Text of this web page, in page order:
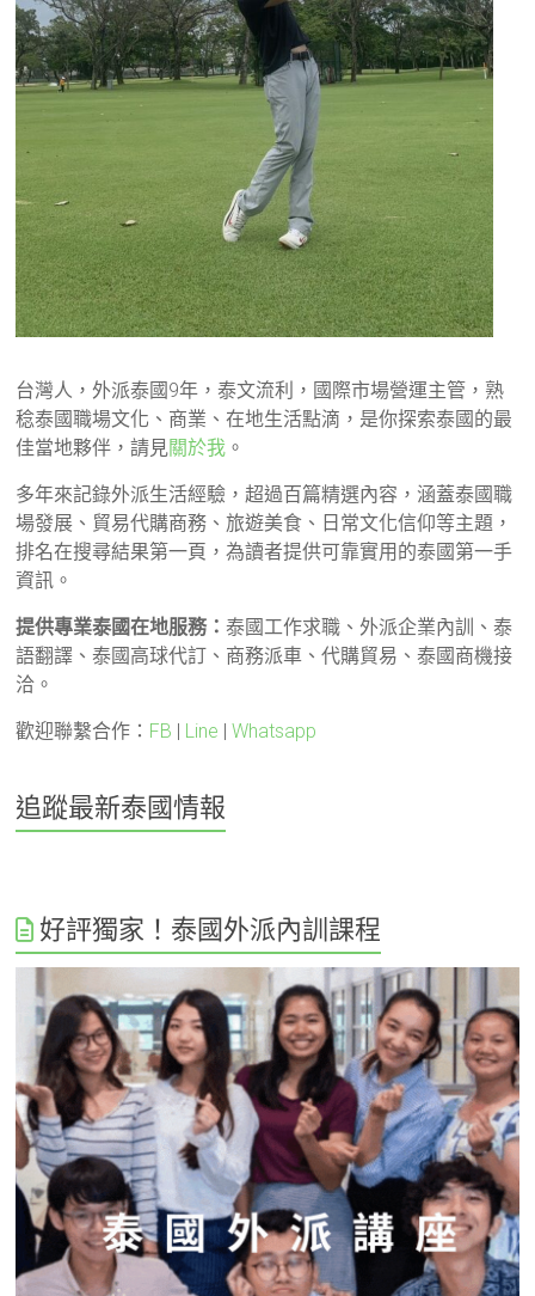
台灣人，外派泰國9年，泰文流利，國際市場營運主管，熟
稔泰國職場文化、商業、在地生活點滴，是你探索泰國的最
佳當地夥伴，請見關於我 。
多年來記錄外派生活經驗，超過百篇精選內容，涵蓋泰國職
場發展、貿易代購商務、旅遊美食、日常文化信仰等主題，
排名在搜尋結果第一頁，為讀者提供可靠實用的泰國第一手
資訊。
提供專業泰國在地服務：泰國工作求職、外派企業內訓、泰
語翻譯、泰國高球代訂、商務派車、代購貿易、泰國商機接
洽。
歡迎聯繫合作： FB Line |Whatsapp
追蹤最新泰國情報
好評獨家！泰國外派內訓課程